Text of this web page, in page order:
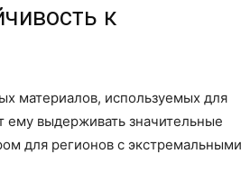
к
материалов, используемых для
ему выдерживать значительные
для регионов с экстремальными